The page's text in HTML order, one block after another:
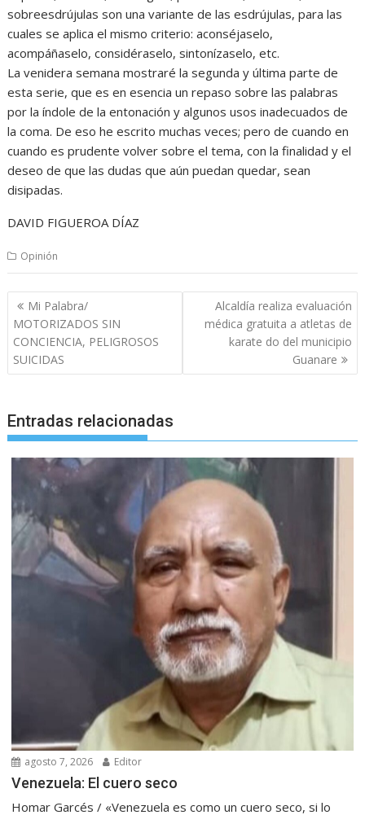
sobreesdrújulas son una variante de las esdrújulas, para las
cuales se aplica el mismo criterio: aconséjaselo,
acompáñaselo, considéraselo, sintonízaselo, etc.
La venidera semana mostraré la segunda y última parte de
esta serie, que es en esencia un repaso sobre las palabras
por la índole de la entonación y algunos usos inadecuados de
la coma. De eso he escrito muchas veces; pero de cuando en
cuando es prudente volver sobre el tema, con la finalidad y el
deseo de que las dudas que aún puedan quedar, sean
disipadas.
DAVID FIGUEROA DÍAZ
Opinión
Navegación
de
entradas
Mi Palabra/
MOTORIZADOS SIN
CONCIENCIA, PELIGROSOS
SUICIDAS
Alcaldía realiza evaluación
médica gratuita a atletas de
karate do del municipio
Guanare
Entradas relacionadas
agosto 7, 2026 Editor
Venezuela: El cuero seco
Homar Garcés / «Venezuela es como un cuero seco, si lo